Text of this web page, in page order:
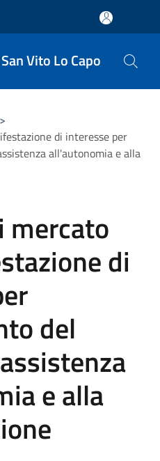
Vito Lo Capo
>
di interesse per
all'autonomia e alla
mercato
di
del
e alla